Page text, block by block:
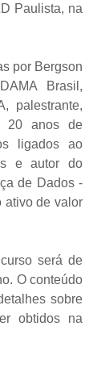
Paulista, na
por Bergson
Brasil,
palestrante,
20 anos de
ligados ao
e autor do
de Dados -
ativo de valor
será de
O conteúdo
sobre
obtidos na